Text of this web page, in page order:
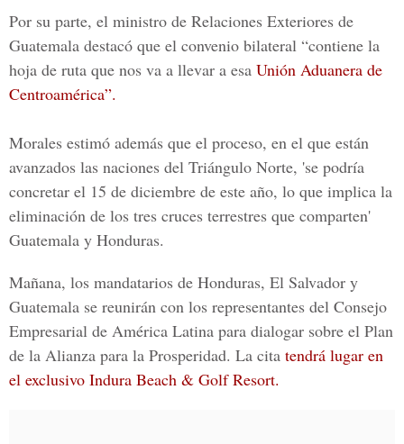
Por su parte, el ministro de Relaciones Exteriores de
Guatemala destacó que el convenio bilateral “contiene la
hoja de ruta que nos va a llevar a esa Unión Aduanera de
Centroamérica”.
Morales estimó además que el proceso, en el que están
avanzados las naciones del Triángulo Norte, 'se podría
concretar el 15 de diciembre de este año, lo que implica la
eliminación de los tres cruces terrestres que comparten'
Guatemala y Honduras.
Mañana, los mandatarios de Honduras, El Salvador y
Guatemala se reunirán con los representantes del Consejo
Empresarial de América Latina para dialogar sobre el Plan
de la Alianza para la Prosperidad. La cita tendrá lugar en
el exclusivo Indura Beach & Golf Resort.